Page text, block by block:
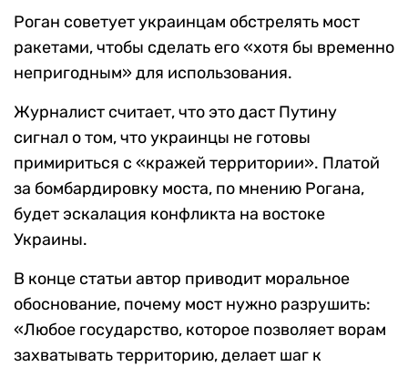
Роган советует украинцам обстрелять мост
ракетами, чтобы сделать его «хотя бы временно
непригодным» для использования.
Журналист считает, что это даст Путину
сигнал о том, что украинцы не готовы
примириться с «кражей территории». Платой
за бомбардировку моста, по мнению Рогана,
будет эскалация конфликта на востоке
Украины.
В конце статьи автор приводит моральное
обоснование, почему мост нужно разрушить:
«Любое государство, которое позволяет ворам
захватывать территорию, делает шаг к